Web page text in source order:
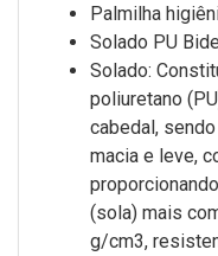
Palmilha
Solado PU
Solado:
poliuretano
cabedal,
macia e leve,
(sola) mais
g/cm3,